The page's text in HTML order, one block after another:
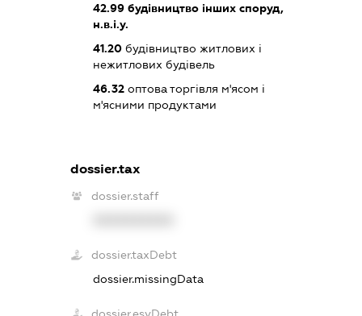
42.99будівництво інших споруд,
н.в.і.у.
41.20будівництво житлових і
нежитлових будівель
46.32оптова торгівля м'ясом і
м'ясними продуктами
dossier.tax
dossier.staff
dossier.taxDebt
dossier.missingData